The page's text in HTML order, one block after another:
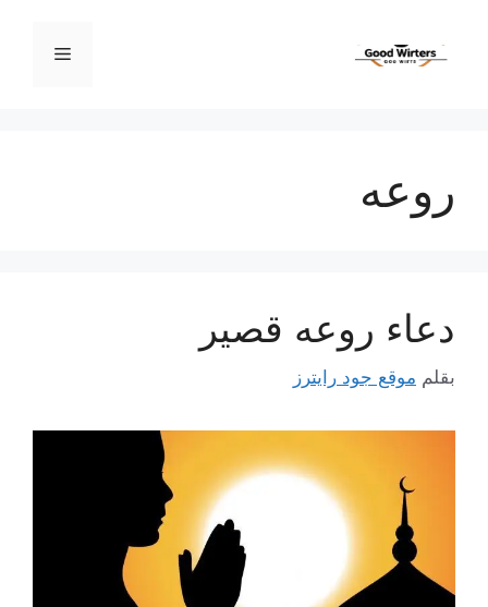
المحتوى
القائمة
روعه
دعاء روعه قصير
بقلم موقع جود رايترز